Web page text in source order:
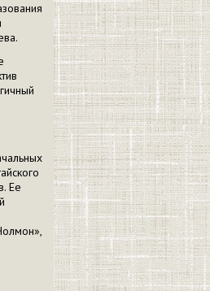
Ее